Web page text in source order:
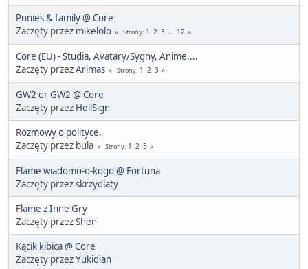
Ponies & family @ Core
Zaczęty przez mikelolo Strony 1 2 3 ... 12
Core (EU) - Studia, Avatary/Sygny, Anime....
Zaczęty przezArimas Strony 1 2 3
GW2 or GW2 @ Core
Zaczęty przez HellSign
Rozmowy o polityce.
Zaczęty przez bula
Strony 1 2 3
Flame wiadomo-o-kogo @ Fortuna
Zaczęty przezskrzydlaty
Flame z Inne Gry
Zaczęty przezShen
Kącik kibica @ Core
Zaczęty przezYukidian